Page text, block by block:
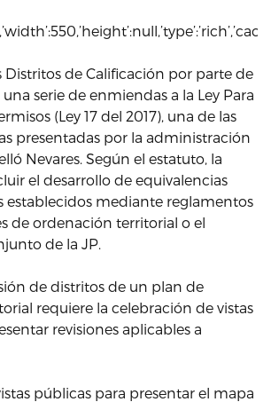
Distritos de Calificación por parte de
serie de enmiendas a la Ley Para
(Ley 17 del 2017), una de las
presentadas por la administración
Nevares. Según el estatuto, la
el desarrollo de equivalencias
establecidos mediante reglamentos
de ordenación territorial o el
de la JP.
de distritos de un plan de
requiere la celebración de vistas
revisiones aplicables a
públicas para presentar el mapa